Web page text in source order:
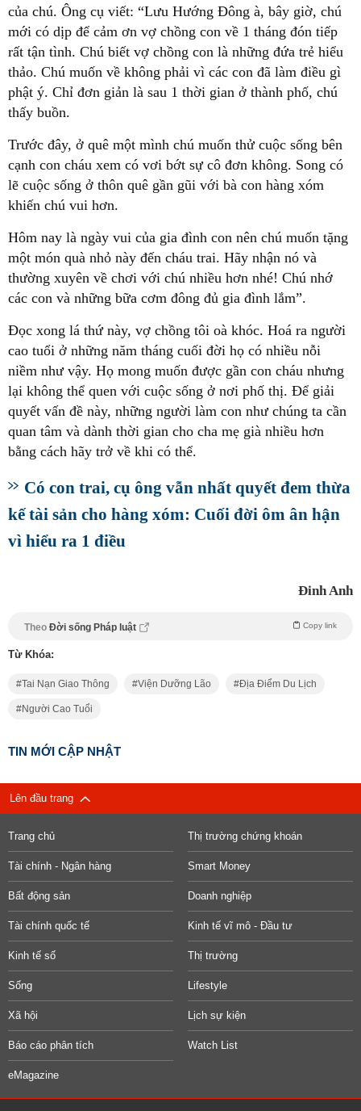
của chú. Ông cụ viết: “Lưu Hướng Đông à, bây giờ, chú
mới có dịp để cảm ơn vợ chồng con về 1 tháng đón tiếp
rất tận tình. Chú biết vợ chồng con là những đứa trẻ hiểu
thảo. Chú muốn về không phải vì các con đã làm điều gì
phật ý. Chỉ đơn giản là sau 1 thời gian ở thành phố, chú
thấy buồn.
Trước đây, ở quê một mình chú muốn thử cuộc sống bên
cạnh con cháu xem có vơi bớt sự cô đơn không. Song có
lẽ cuộc sống ở thôn quê gần gũi với bà con hàng xóm
khiến chú vui hơn.
Hôm nay là ngày vui của gia đình con nên chú muốn tặng
một món quà nhỏ này đến cháu trai. Hãy nhận nó và
thường xuyên về chơi với chú nhiều hơn nhé! Chú nhớ
các con và những bữa cơm đông đủ gia đình lắm”.
Đọc xong lá thứ này, vợ chồng tôi oà khóc. Hoá ra người
cao tuổi ở những năm tháng cuối đời họ có nhiều nỗi
niềm như vậy. Họ mong muốn được gần con cháu nhưng
lại không thể quen với cuộc sống ở nơi phố thị. Để giải
quyết vấn đề này, những người làm con như chúng ta cần
quan tâm và dành thời gian cho cha mẹ già nhiều hơn
bằng cách hãy trở về khi có thể.
Có con trai, cụ ông vẫn nhất quyết đem thừa
kế tài sản cho hàng xóm: Cuối đời ôm ân hận
vì hiểu ra 1 điều
Đinh Anh
Theo Đời sống Pháp luật Copy link
Từ Khóa:
Tai Nạn Giao Thông Viện Dưỡng Lão Địa Điểm Du Lịch
Người Cao Tuổi
TIN MỚI CẬP NHẬT
Lên đầu trang
Trang chủ Thị trường chứng khoán
Tài chính - Ngân hàng Smart Money
Bất động sản Doanh nghiệp
Tài chính quốc tế Kinh tế vĩ mô - Đầu tư
Kinh tế số Thị trường
Sống Lifestyle
Xã hội Lịch sự kiện
Báo cáo phân tích Watch List
eMagazine